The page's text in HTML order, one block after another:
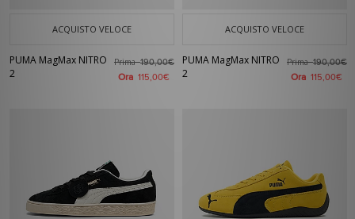
ACQUISTO VELOCE
PUMA MagMax NITRO
2
Prima190,00€
Ora 115,00€
ACQUISTO VELOCE
PUMA MagMax NITRO
2
Prima190,00€
Ora 115,00€